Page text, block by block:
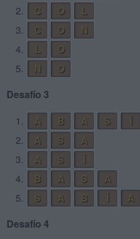
2.
C O
L
3.
C O
N
4.
L
O
5.
N
O
Desafío 3
1.
A B A S
Í
2.
A S
A
3.
A S
Í
4.
B A S
A
5.
S A B Í
A
Desafío 4